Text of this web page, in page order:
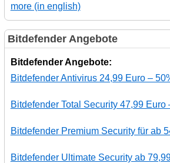
more (in english)
Bitdefender Angebote
Bitdefender Angebote:
Bitdefender Antivirus 24,99 Euro –
Bitdefender Total Security 47,99 Euro
Bitdefender Premium Security für ab
Bitdefender Ultimate Security ab